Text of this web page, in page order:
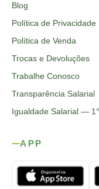
Blog
Política de Privacidade
Política de Venda
Trocas e Devoluções
Trabalhe Conosco
Transparência Salarial
Igualdade Salarial —
APP